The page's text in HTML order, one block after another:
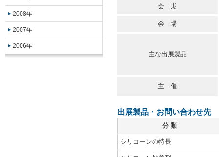
2008年
2007年
2006年
会 期
会 場
主な出展製品
主 催
出展製品・お問い合わせ先
分 類
シリコーンの特長